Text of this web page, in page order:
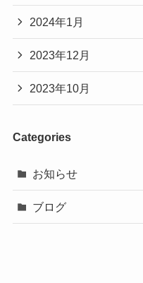
2024年1月
2023年12月
2023年10月
Categories
お知らせ
ブログ